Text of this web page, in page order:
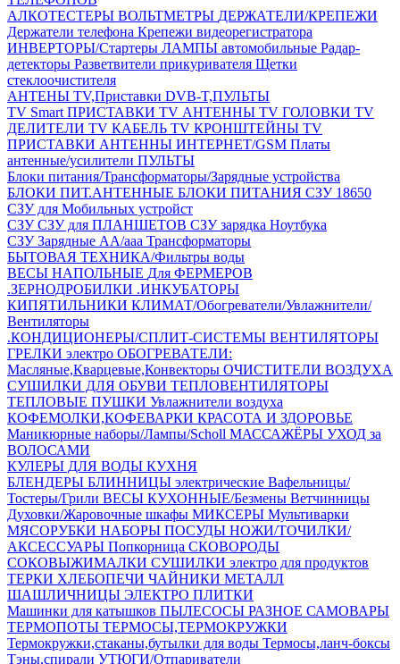
АЛКОТЕСТЕРЫ ВОЛЬТМЕТРЫ ДЕРЖАТЕЛИ/КРЕПЕЖИ
Держатели телефона Крепежи видеорегистратора
ИНВЕРТОРЫ/Стартеры ЛАМПЫ автомобильные Радар-
детекторы Разветвители прикуривателя Щетки
стеклоочистителя
АНТЕНЫ ТV,Приставки DVB-T,ПУЛЬТЫ
TV Smart ПРИСТАВКИ TV АНТЕННЫ TV ГОЛОВКИ TV
ДЕЛИТЕЛИ TV КАБЕЛЬ TV КРОНШТЕЙНЫ TV
ПРИСТАВКИ АНТЕННЫ ИНТЕРНЕТ/GSM Платы
антенные/усилители ПУЛЬТЫ
Блоки питания/Трансформаторы/Зарядные устройства
БЛОКИ ПИТ.АНТЕННЫЕ БЛОКИ ПИТАНИЯ СЗУ 18650
СЗУ для Мобильных устройст
СЗУСЗУ для ПЛАНШЕТОВ СЗУ зарядка Ноутбука
СЗУ Зарядные АА/ааа Трансформаторы
БЫТОВАЯ ТЕХНИКА/Фильтры воды
ВЕСЫ НАПОЛЬНЫЕ Для ФЕРМЕРОВ
.ЗЕРНОДРОБИЛКИ .ИНКУБАТОРЫ
КИПЯТИЛЬНИКИ КЛИМАТ/Обогреватели/Увлажнители/
Вентиляторы
.КОНДИЦИОНЕРЫ/СПЛИТ-СИСТЕМЫ ВЕНТИЛЯТОРЫ
ГРЕЛКИ электро ОБОГРЕВАТЕЛИ:
Масляные,Кварцевые,Конвекторы ОЧИСТИТЕЛИ ВОЗДУХА
СУШИЛКИ ДЛЯ ОБУВИ ТЕПЛОВЕНТИЛЯТОРЫ
ТЕПЛОВЫЕ ПУШКИ Увлажнители воздуха
КОФЕМОЛКИ,КОФЕВАРКИ КРАСОТА И ЗДОРОВЬЕ
Маникюрные наборы/Лампы/Scholl МАССАЖЁРЫ УХОД за
ВОЛОСАМИ
КУЛЕРЫ ДЛЯ ВОДЫ КУХНЯ
БЛЕНДЕРЫ БЛИННИЦЫ электрические Вафельницы/
Тостеры/Грили ВЕСЫ КУХОННЫЕ/Безмены Ветчинницы
Духовки/Жаровочные шкафы МИКСЕРЫ Мультиварки
МЯСОРУБКИ НАБОРЫ ПОСУДЫ НОЖИ/ТОЧИЛКИ/
АКСЕССУАРЫ Попкорница СКОВОРОДЫ
СОКОВЫЖИМАЛКИ СУШИЛКИ электро для продуктов
ТЕРКИ ХЛЕБОПЕЧИ ЧАЙНИКИ МЕТАЛЛ
ШАШЛИЧНИЦЫ ЭЛЕКТРО ПЛИТКИ
Машинки для катышков ПЫЛЕСОСЫ РАЗНОЕ САМОВАРЫ
ТЕРМОПОТЫ ТЕРМОСЫ,ТЕРМОКРУЖКИ
Термокружки,стаканы,бутылки для воды Термосы,ланч-боксы
Тэны,спирали УТЮГИ/Отпариватели